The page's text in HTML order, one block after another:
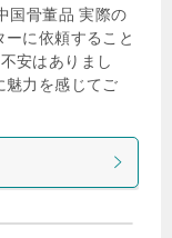
国骨董品 実際の
に依頼すること
安はありまし
力を感じてご